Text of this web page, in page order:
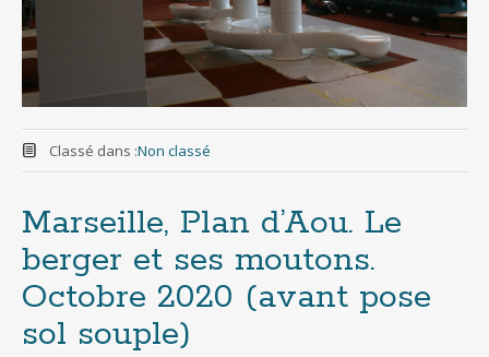
Classé dans :Non classé
Marseille, Plan d’Aou. Le
berger et ses moutons.
Octobre 2020 (avant pose
sol souple)